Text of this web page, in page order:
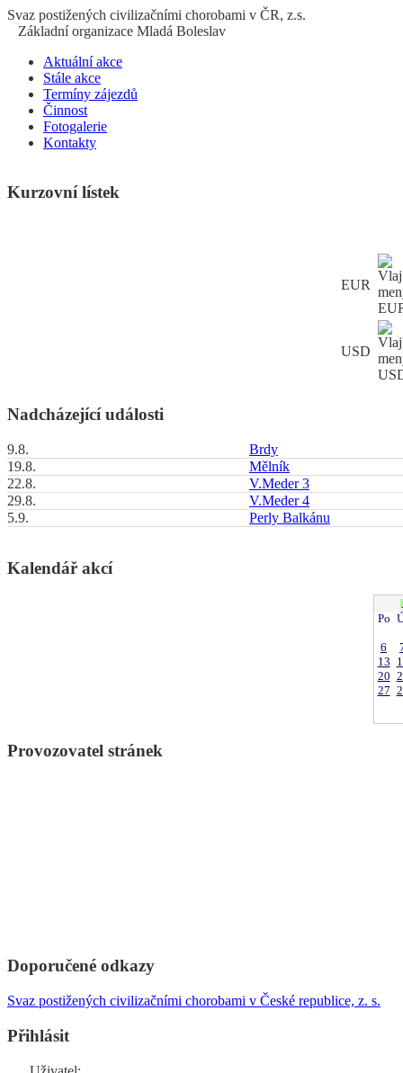
Svaz postižených civilizačními chorobami v ČR, z.s.
Základní organizace Mladá Boleslav
Aktuální akce
Stále akce
Termíny zájezdů
Činnost
Fotogalerie
Kontakty
Kurzovní lístek
EUR
USD
Nadcházející události
9.8.
Brdy
19.8.
Mělník
22.8.
V.Meder 3
29.8.
V.Meder 4
5.9.
Perly Balkánu
Kalendář akcí
Po
6
13
20
27
Provozovatel stránek
Doporučené odkazy
Svaz postižených civilizačními chorobami v České republice, z. s.
Přihlásit